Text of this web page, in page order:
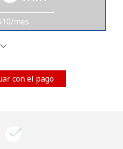
oREGÍSTRATE →
mes
con el pago